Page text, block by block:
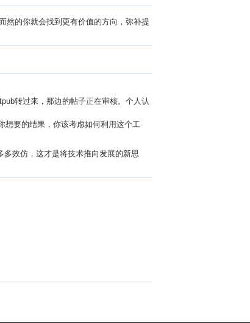
然的你就会找到更有价值的方向，弥补提
转过来，那边的帖子正在审核。个人认
想要的结果，你该考虑如何利用这个工
效仿，这才是将技术推向发展的新思